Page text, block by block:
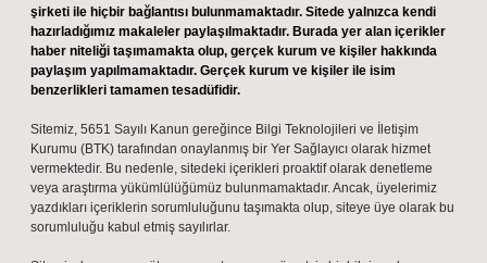
şirketi ile hiçbir bağlantısı bulunmamaktadır. Sitede yalnızca kendi
hazırladığımız makaleler paylaşılmaktadır. Burada yer alan içerikler
haber niteliği taşımamakta olup, gerçek kurum ve kişiler hakkında
paylaşım yapılmamaktadır. Gerçek kurum ve kişiler ile isim
benzerlikleri tamamen tesadüfidir.
Sitemiz, 5651 Sayılı Kanun gereğince Bilgi Teknolojileri ve İletişim
Kurumu (BTK) tarafından onaylanmış bir Yer Sağlayıcı olarak hizmet
vermektedir. Bu nedenle, sitedeki içerikleri proaktif olarak denetleme
veya araştırma yükümlülüğümüz bulunmamaktadır. Ancak, üyelerimiz
yazdıkları içeriklerin sorumluluğunu taşımakta olup, siteye üye olarak bu
sorumluluğu kabul etmiş sayılırlar.